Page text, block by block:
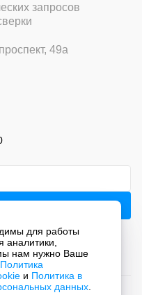
запросов
49а
вы соглашаетесь с
данных
для работы
аналитики,
нам нужно Ваше
Политика
и Политика в
данных